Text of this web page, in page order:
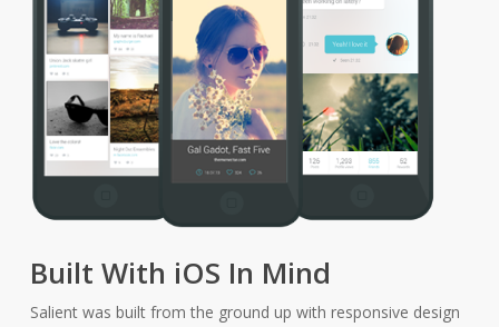
Built With iOS In Mind
Salient was built from the ground up with responsive design